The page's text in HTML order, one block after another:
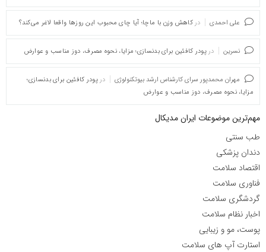
علی احمدی در کاهش وزن با ماچا؛ آیا چای محبوب این روزها واقعا لاغر می‌کند؟
نسرین در پودر کافئین برای بدنسازی؛ مزایا، نحوه مصرف، دوز مناسب و عوارض
مهران محمدپور سرای کارشناس ارشد بیوتکنولوژی در پودر کافئین برای بدنسازی؛
مزایا، نحوه مصرف، دوز مناسب و عوارض
مهم‌ترین موضوعات ایران مدیکال
طب سنتی
دندان پزشکی
اقتصاد سلامت
فناوری سلامت
گردشگری سلامت
اخبار نظام سلامت
پوست، مو و زیبایی
استارت آپ های سلامت